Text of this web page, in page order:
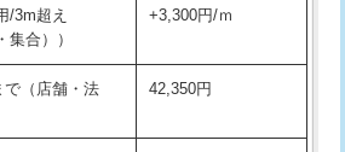
での価格です。
分岐水栓） 16,500円
3m超え
集合））
+3,300円/ｍ
で（店舗・法
42,350円